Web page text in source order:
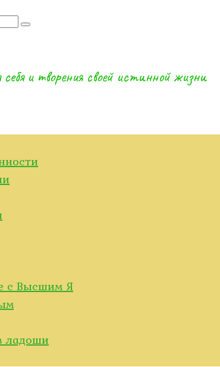
и творения своей истинной жизни
с Высшим Я
ладоши